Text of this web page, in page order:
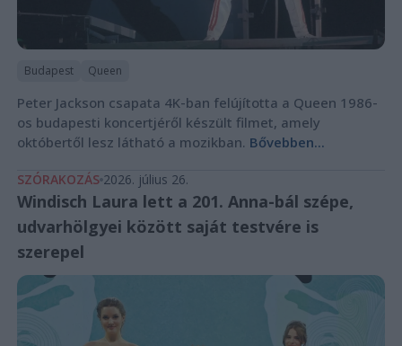
Budapest Queen
Peter Jackson csapata 4K-ban felújította a Queen 1986-
os budapesti koncertjéről készült filmet, amely
októbertől lesz látható a mozikban. Bővebben...
SZÓRAKOZÁS 2026. július 26.
Windisch Laura lett a 201. Anna-bál szépe,
udvarhölgyei között saját testvére is
szerepel